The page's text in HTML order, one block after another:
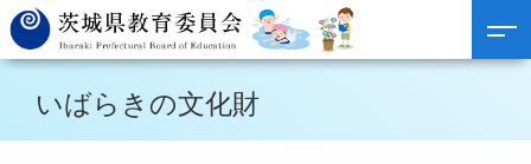
いばらきの文化財